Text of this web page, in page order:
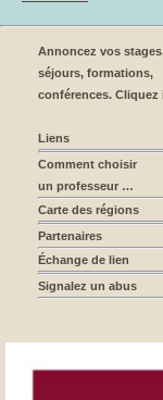
Annoncez vos
séjours, formations,
conférences. Cliquez
Liens
Comment choisir
un professeur …
Carte des régions
Partenaires
Échange de lien
Signalez un abus